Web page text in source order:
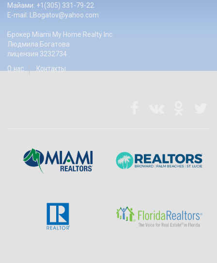
Майами: +1(305) 331-79-22
E-mail:
LBogatov@yahoo.com
Брокер Miami My Home Realty Inc.
Людмила Богатова
лицензия 3232734
О нас Контакты